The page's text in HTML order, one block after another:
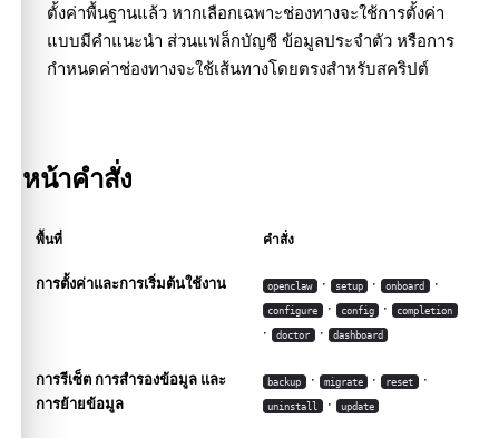
ตั้งค่าพื้นฐานแล้ว หากเลือกเฉพาะช่องทางจะใช้การตั้งค่า
แบบมีคำแนะนำ ส่วนแฟล็กบัญชี ข้อมูลประจำตัว หรือการ
กำหนดค่าช่องทางจะใช้เส้นทางโดยตรงสำหรับสคริปต์
หน้าคำสั่ง
พื้นที่ คำสั่ง
การตั้งค่าและการเริ่มต้นใช้งาน openclaw · setup · onboard ·
configure · config · completion
· doctor · dashboard
การรีเซ็ต การสำรองข้อมูล และ
การย้ายข้อมูล
backup · migrate · reset ·
uninstall · update